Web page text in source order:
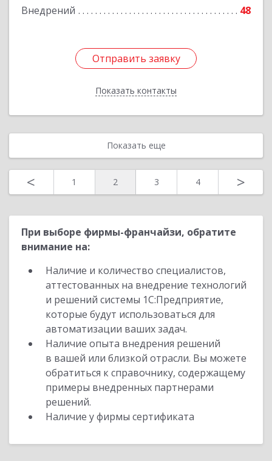
Внедрений 48
Отправить заявку
Показать контакты
Подробнее
Отправить заявку
Назад
Показать еще
< 1 2 3 4 >
При выборе фирмы-франчайзи, обратите
внимание на:
Наличие и количество специалистов,
аттестованных на внедрение технологий
и решений системы 1С:Предприятие,
которые будут использоваться для
автоматизации ваших задач.
Наличие опыта внедрения решений
в вашей или близкой отрасли. Вы можете
обратиться к справочнику, содержащему
примеры внедренных партнерами
решений.
Наличие у фирмы сертификата